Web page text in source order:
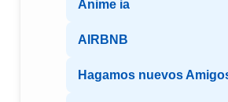
Anime ia
AIRBNB
Hagamos nuevos